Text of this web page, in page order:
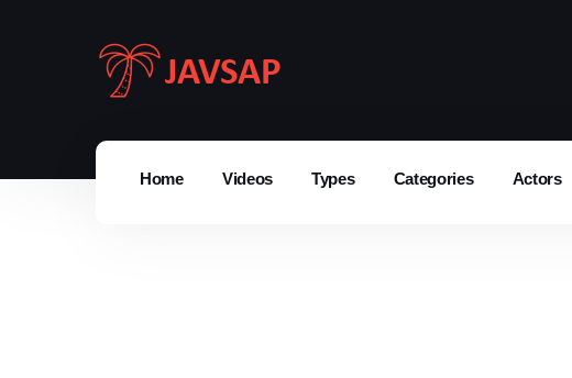
Home Videos Types Categories Actors